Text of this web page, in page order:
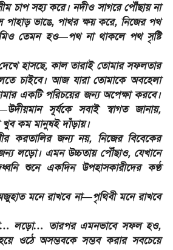
চাপ সহ্য করে। নদীও সাগরে পৌঁছায় না
পাহাড় ভাঙে, পাথর ক্ষয় করে, নিজের পথ
তেমন হও—পথ না থাকলে পথ সৃষ্টি
হাসছে, কাল তারাই তোমার সফলতার
চাইবে। আজ যারা তোমাকে অবহেলা
একটি পরিচয়ের জন্য অপেক্ষা করবে।
সূর্যকে সবাই স্বাগত জানায়,
খুব কম মানুষই দাঁড়ায়।
করতালির জন্য নয়, নিজের বিবেকের
লড়ো। এমন উচ্চতায় পৌঁছাও, যেখানে
শুনে একদিন উপহাসকারীদের কণ্ঠ
মনে রাখবে না—পৃথিবী মনে রাখবে
লড়ো… তারপর এমনভাবে সফল হও,
ওঠে অসম্ভবকে সম্ভব করার সবচেয়ে